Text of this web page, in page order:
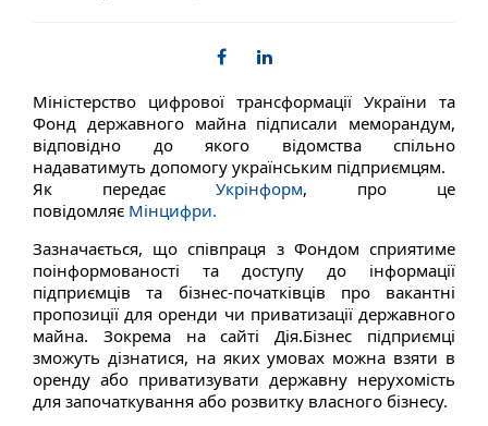
Міністерство цифрової трансформації України та
Фонд державного майна підписали меморандум,
відповідно до якого відомства спільно
надаватимуть допомогу українським підприємцям.
Як передає Укрінформ, про це
повідомляє Мінцифри.
Зазначається, що співпраця з Фондом сприятиме
поінформованості та доступу до інформації
підприємців та бізнес-початківців про вакантні
пропозиції для оренди чи приватизації державного
майна. Зокрема на сайті Дія.Бізнес підприємці
зможуть дізнатися, на яких умовах можна взяти в
оренду або приватизувати державну нерухомість
для започаткування або розвитку власного бізнесу.